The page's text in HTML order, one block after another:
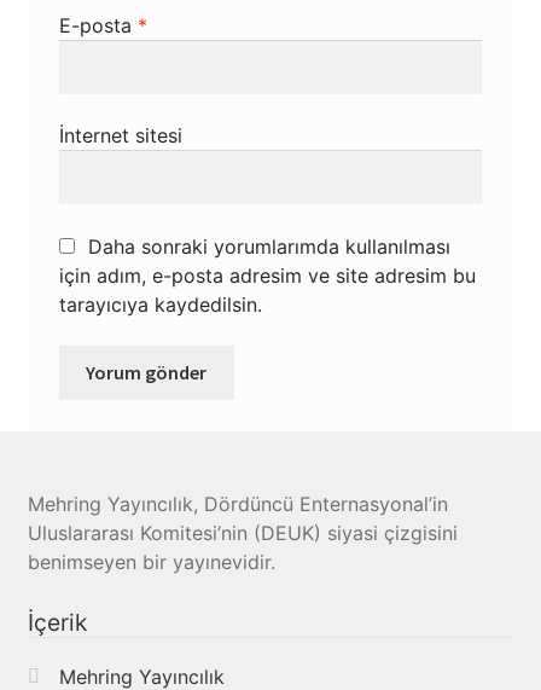
E-posta *
İnternet sitesi
Daha sonraki yorumlarımda kullanılması
için adım, e-posta adresim ve site adresim bu
tarayıcıya kaydedilsin.
Mehring Yayıncılık, Dördüncü Enternasyonal’in
Uluslararası Komitesi’nin (DEUK) siyasi çizgisini
benimseyen bir yayınevidir.
İçerik
Mehring Yayıncılık